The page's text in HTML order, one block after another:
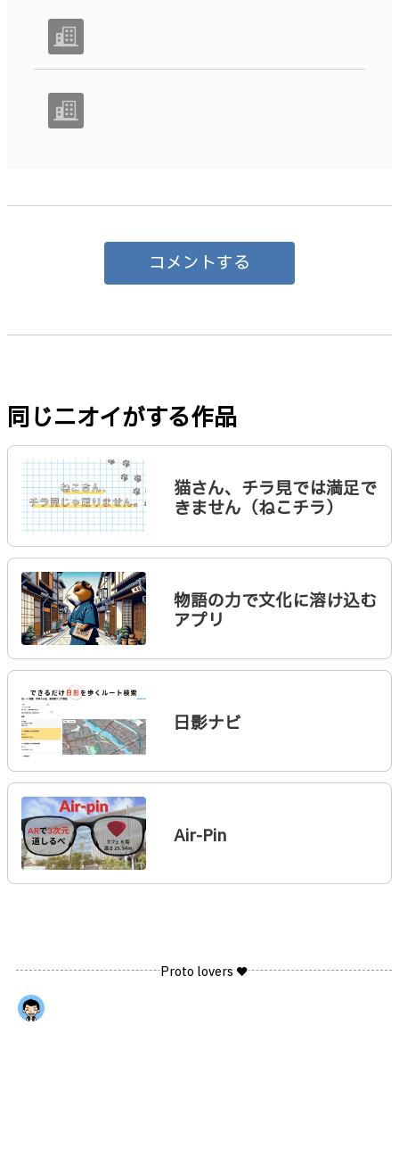
コメントする
同じニオイがする作品
猫さん、チラ見では満足で
きません（ねこチラ）
物語の力で文化に溶け込む
アプリ
日影ナビ
Air-Pin
Proto lovers ♥